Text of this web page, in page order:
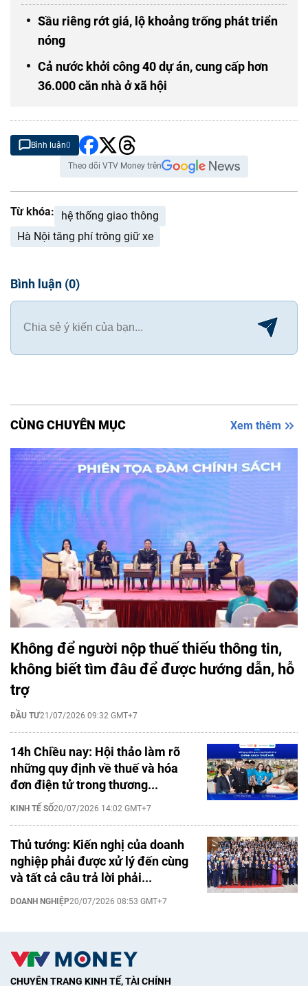
Sầu riêng rớt giá, lộ khoảng trống phát triển
nóng
Cả nước khởi công 40 dự án, cung cấp hơn
36.000 căn nhà ở xã hội
Bình luận0
Theo dõi VTV Money trên
Từ khóa:
hệ thống giao thông
Hà Nội tăng phí trông giữ xe
Bình luận (0)
CÙNG CHUYÊN MỤC Xem thêm
Không để người nộp thuế thiếu thông tin,
không biết tìm đâu để được hướng dẫn, hỗ
trợ
ĐẦU TƯ21/07/2026 09:32 GMT+7
14h Chiều nay: Hội thảo làm rõ
những quy định về thuế và hóa
đơn điện tử trong thương...
KINH TẾ SỐ20/07/2026 14:02 GMT+7
Thủ tướng: Kiến nghị của doanh
nghiệp phải được xử lý đến cùng
và tất cả câu trả lời phải...
DOANH NGHIỆP20/07/2026 08:53 GMT+7
CHUYÊN TRANG KINH TẾ, TÀI CHÍNH